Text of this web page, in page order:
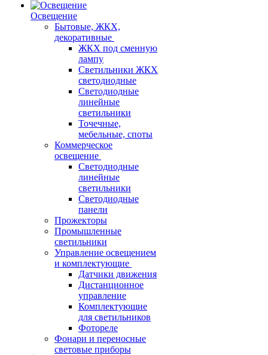
Освещение
Бытовые, ЖКХ,
декоративные
ЖКХ под сменную
лампу
Светильники ЖКХ
светодиодные
Светодиодные
линейные
светильники
Точечные,
мебельные, споты
Коммерческое
освещение
Светодиодные
линейные
светильники
Светодиодные
панели
Прожекторы
Промышленные
светильники
Управление освещением
и комплектующие
Датчики движения
Дистанционное
управление
Комплектующие
для светильников
Фотореле
Фонари и переносные
световые приборы